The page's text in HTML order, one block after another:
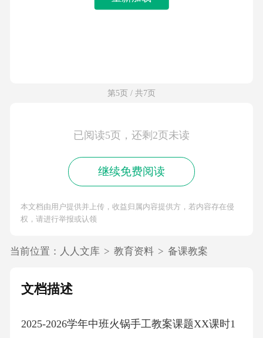
第5页 / 共7页
已阅读5页，还剩2页未读
继续免费阅读
本文档由用户提供并上传，收益归属内容提供方，若内容存在侵
权，请进行举报或认领
当前位置： 人人文库 > 教育资料 > 备课教案
文档描述
2025-2026学年中班火锅手工教案课题XX课时1